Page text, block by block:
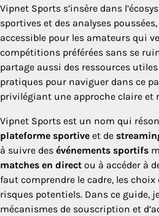
Vipnet Sports s’insère dans
sportives et des analyses
accessible pour les amateurs qui
compétitions préférées sans se
partage aussi des ressources
pratiques pour naviguer dans ce
privilégiant une approche claire et
Vipnet Sports est un nom qui
plateforme sportive et de
à suivre des événements sportifs
matches en direct ou à accéder à
faut comprendre le cadre, les
risques potentiels. Dans ce guide,
mécanismes de souscription et